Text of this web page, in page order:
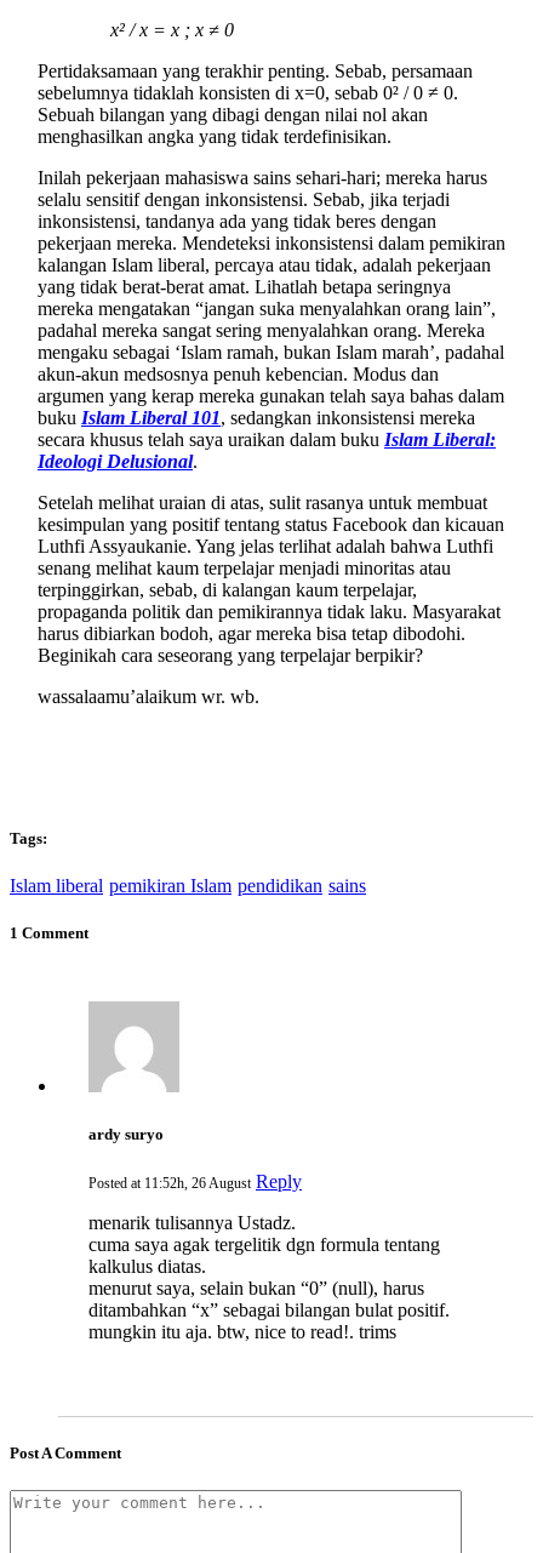
x² / x = x ; x ≠ 0
Pertidaksamaan yang terakhir penting. Sebab, persamaan
sebelumnya tidaklah konsisten di x=0, sebab 0² / 0 ≠ 0.
Sebuah bilangan yang dibagi dengan nilai nol akan
menghasilkan angka yang tidak terdefinisikan.
Inilah pekerjaan mahasiswa sains sehari-hari; mereka harus
selalu sensitif dengan inkonsistensi. Sebab, jika terjadi
inkonsistensi, tandanya ada yang tidak beres dengan
pekerjaan mereka. Mendeteksi inkonsistensi dalam pemikiran
kalangan Islam liberal, percaya atau tidak, adalah pekerjaan
yang tidak berat-berat amat. Lihatlah betapa seringnya
mereka mengatakan “jangan suka menyalahkan orang lain”,
padahal mereka sangat sering menyalahkan orang. Mereka
mengaku sebagai ‘Islam ramah, bukan Islam marah’, padahal
akun-akun medsosnya penuh kebencian. Modus dan
argumen yang kerap mereka gunakan telah saya bahas dalam
buku Islam Liberal 101, sedangkan inkonsistensi mereka
secara khusus telah saya uraikan dalam buku Islam Liberal:
Ideologi Delusional.
Setelah melihat uraian di atas, sulit rasanya untuk membuat
kesimpulan yang positif tentang status Facebook dan kicauan
Luthfi Assyaukanie. Yang jelas terlihat adalah bahwa Luthfi
senang melihat kaum terpelajar menjadi minoritas atau
terpinggirkan, sebab, di kalangan kaum terpelajar,
propaganda politik dan pemikirannya tidak laku. Masyarakat
harus dibiarkan bodoh, agar mereka bisa tetap dibodohi.
Beginikah cara seseorang yang terpelajar berpikir?
wassalaamu’alaikum wr. wb.
Tags:
Islam liberal pemikiran Islam pendidikan sains
1 Comment
ardy suryo
Posted at 11:52h, 26 August Reply
menarik tulisannya Ustadz.
cuma saya agak tergelitik dgn formula tentang
kalkulus diatas.
menurut saya, selain bukan “0” (null), harus
ditambahkan “x” sebagai bilangan bulat positif.
mungkin itu aja. btw, nice to read!. trims
Post A Comment